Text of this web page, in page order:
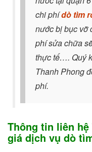
chi phídò tìm
nước bị bục vỡ
phí sửa chữa
thực tế…. Quý
Thanh Phong
phí.
Thông tin liên
giá dịch vụ dò